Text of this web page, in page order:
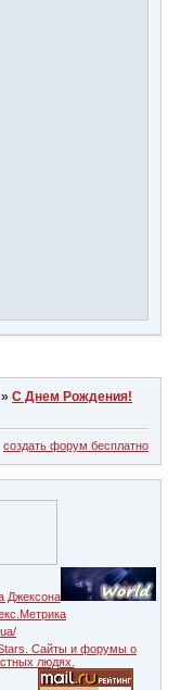
»С Днем Рождения!
создать форум бесплатно